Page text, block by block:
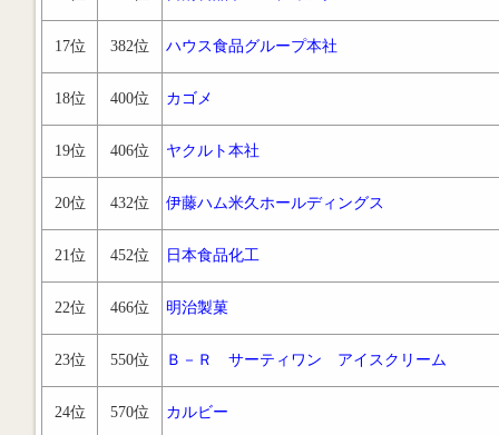
17位 382位 ハウス食品グループ本社
18位 400位 カゴメ
19位 406位 ヤクルト本社
20位 432位 伊藤ハム米久ホールディングス
21位 452位 日本食品化工
22位 466位 明治製菓
23位 550位 Ｂ－Ｒ サーティワン アイスクリーム
24位 570位 カルビー